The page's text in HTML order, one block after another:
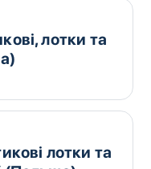
UARU
лотки та
лотки та